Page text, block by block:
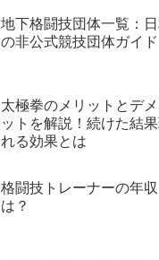
地下格闘技団体一覧：
の非公式競技団体ガイド
太極拳のメリットとデメ
ットを解説！続けた結
れる効果とは
格闘技トレーナーの年収
は？